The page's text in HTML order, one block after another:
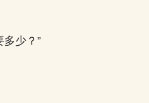
少？”